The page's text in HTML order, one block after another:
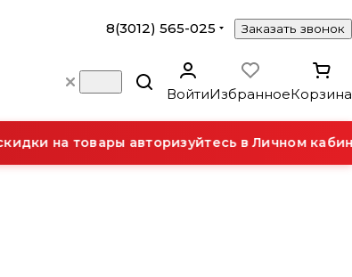
8(3012) 565-025 Заказать звонок
ВойтиИзбранноеКорзина
на товары авторизуйтесь в Личном